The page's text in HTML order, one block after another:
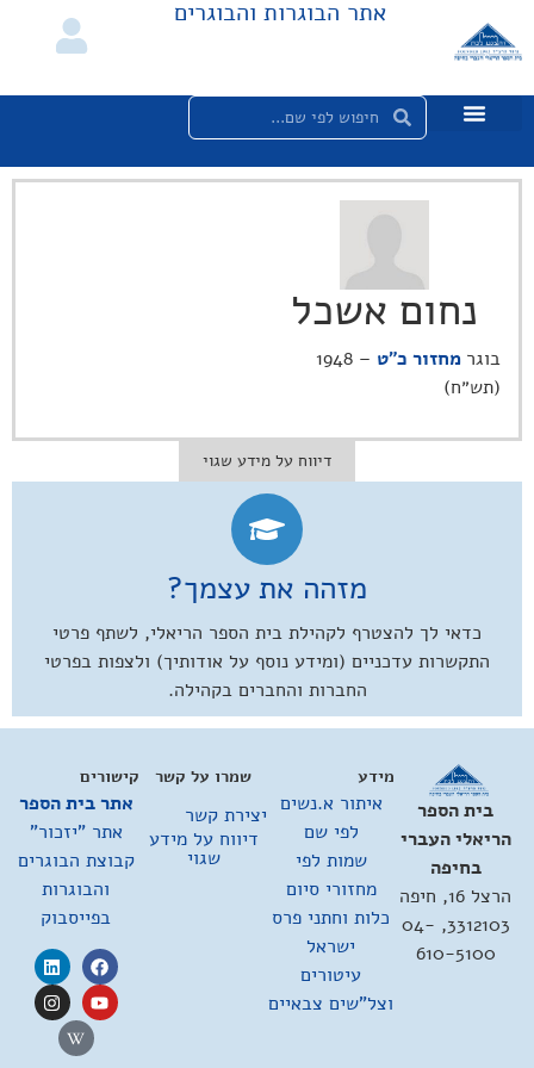
אתר הבוגרות והבוגרים
נחום אשכל
בוגר מחזור כ"ט
– 1948
(תש״ח)
דיווח על מידע שגוי
מזהה את עצמך?
כדאי לך להצטרף לקהילת בית הספר הריאלי, לשתף פרטי
התקשרות עדכניים (ומידע נוסף על אודותיך) ולצפות בפרטי
החברות והחברים בקהילה.
בית הספר
הריאלי העברי
בחיפה
הרצל 16, חיפה
3312103, 04-
610-5100
מידע
איתור א.נשים
לפי שם
שמות לפי
מחזורי סיום
כלות וחתני פרס
ישראל
עיטורים
וצל"שים צבאיים
קישורים
אתר בית הספר
אתר "יזכור"
קבוצת הבוגרים
והבוגרות
בפייסבוק
שמרו על קשר
יצירת קשר
דיווח על מידע
שגוי